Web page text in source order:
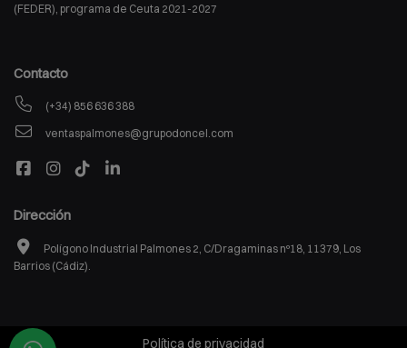
(FEDER), programa de Ceuta 2021-2027
Contacto
(+34) 856 636 388
ventaspalmones@grupodoncel.com
Dirección
Polígono Industrial Palmones 2, C/Dragaminas nº18, 11379, Los
Barrios (Cádiz).
Política de privacidad